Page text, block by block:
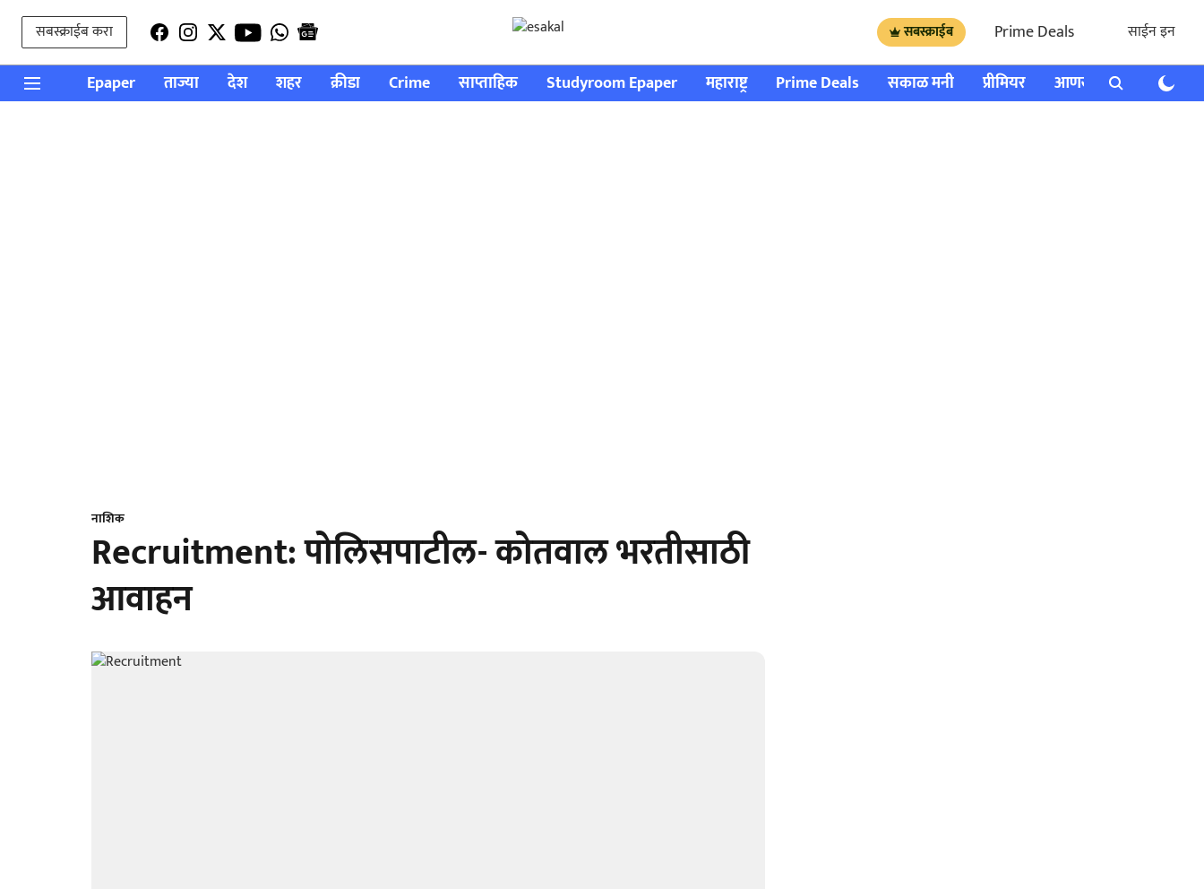
सबस्क्राईब करा सबस्क्राईब Prime Deals साईन इन
Epaper ताज्या देश शहर क्रीडा Crime साप्ताहिक Studyroom Epaper महाराष्ट्र Prime Deals सकाळ मनी प्रीमियर आणखी राशी भविष्य
नाशिक
Recruitment: पोलिसपाटील- कोतवाल भरतीसाठी
आवाहन